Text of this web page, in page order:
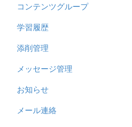
ビデオ
ドリル
メール
メッセージ
お知らせ
多言語変換
2023年11月アップデート
2023年8月アップデート
2023年4月アップデート
旧レイアウト
コース詳細設定の参考
ストレスチェック
CSVについて
ドキュメント
多言語表示
リンク
概要
問題について
ドリルについて
【問題・ドリル】の参考
ドリルスキンについて
問題属性
コンテンツグループ
学習履歴
添削管理
概要
基本操作
採点権限のみを持ったユーザ
メッセージ管理
基本操作
リンクメッセージスレッド
お知らせ
メール連絡